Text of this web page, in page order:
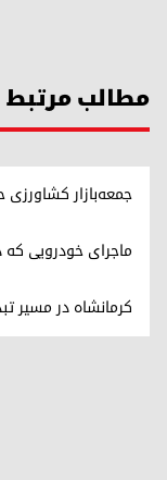
مطالب مرتبط
جمعه‌بازار
ماجرای خودرویی که
کرمانشاه در مسیر